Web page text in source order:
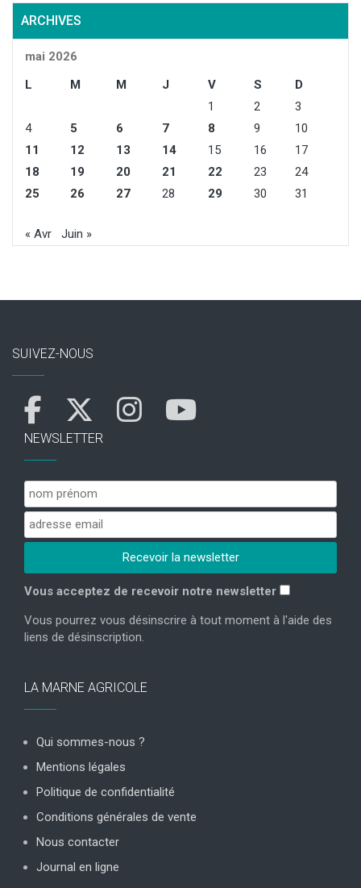
ARCHIVES
mai 2026
L
M M J V S
D
1
2
3
4
5 6 7 8 9
10
11
12 13 14 15 16
17
18
19 20 21 22 23
24
25
26 27 28 29 30 31
« Avr Juin »
SUIVEZ-NOUS
NEWSLETTER
Vous acceptez de recevoir notre newsletter
Vous pourrez vous désinscrire à tout moment à l'aide des
liens de désinscription.
LA MARNE AGRICOLE
Qui sommes-nous ?
Mentions légales
Politique de confidentialité
Conditions générales de vente
Nous contacter
Journal en ligne